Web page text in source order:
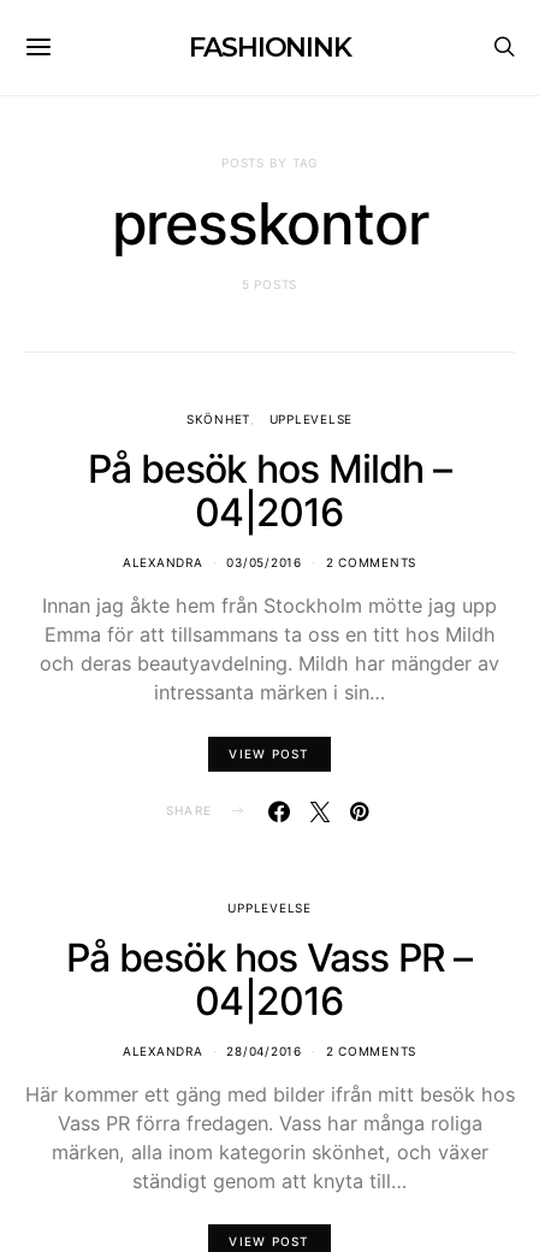
FASHIONINK
POSTS BY TAG
presskontor
5 POSTS
SKÖNHET UPPLEVELSE
På besök hos Mildh –
04|2016
ALEXANDRA 03/05/2016 2 COMMENTS
Innan jag åkte hem från Stockholm mötte jag upp
Emma för att tillsammans ta oss en titt hos Mildh
och deras beautyavdelning. Mildh har mängder av
intressanta märken i sin…
VIEW POST
SHARE
UPPLEVELSE
På besök hos Vass PR –
04|2016
ALEXANDRA 28/04/2016 2 COMMENTS
Här kommer ett gäng med bilder ifrån mitt besök hos
Vass PR förra fredagen. Vass har många roliga
märken, alla inom kategorin skönhet, och växer
ständigt genom att knyta till…
VIEW POST